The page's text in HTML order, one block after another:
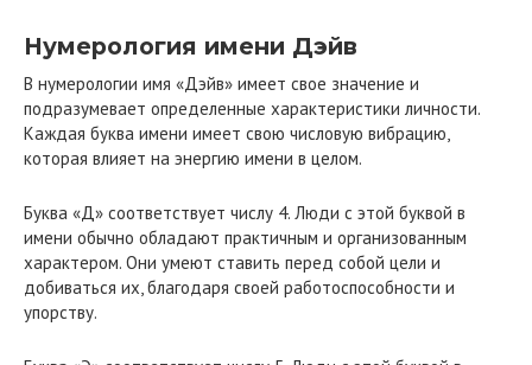
Нумерология имени Дэйв
В нумерологии имя «Дэйв» имеет свое значение и
подразумевает определенные характеристики личности.
Каждая буква имени имеет свою числовую вибрацию,
которая влияет на энергию имени в целом.
Буква «Д» соответствует числу 4. Люди с этой буквой в
имени обычно обладают практичным и организованным
характером. Они умеют ставить перед собой цели и
добиваться их, благодаря своей работоспособности и
упорству.